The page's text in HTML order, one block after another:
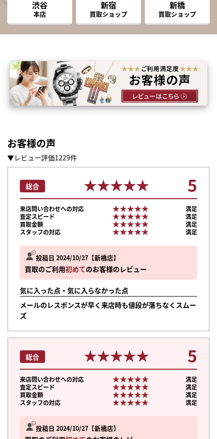
渋谷
本店
新宿
買取ショップ
新橋
買取ショップ
お客様の声
▼レビュー評価1229件
投稿日 2024/10/27 新橋店
買取のご利用初めてのお客様のレビュー
気に入った点・気に入らなかった点
メールのレスポンスが早く来店時も値段が落ちなくスムー
ズ
総合 ★★★★★
★★★★★ 5
来店問い合わせへの対応 ★★★★★
★★★★★
満足
査定スピード
★★★★★
★★★★★
満足
買取金額
★★★★★
★★★★★
満足
スタッフの対応
★★★★★
★★★★★ 満足
投稿日 2024/10/27 新橋店
総合 ★★★★★
★★★★★ 5
来店問い合わせへの対応 ★★★★★
★★★★★
満足
査定スピード
★★★★★
★★★★★
満足
買取金額
★★★★★
★★★★★
満足
スタッフの対応
★★★★★
★★★★★ 満足